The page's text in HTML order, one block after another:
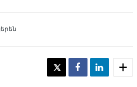
TWEET SHARE SHARE